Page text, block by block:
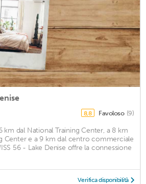
8,8 Favoloso (9)
km dal National Training Center, a 8 km
Center e a 9 km dal centro commerciale
56 - Lake Denise offre la connessione
Verifica disponibilità